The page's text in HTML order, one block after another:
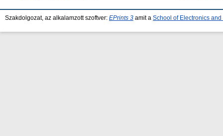
Szakdolgozat, az alkalamzott szoftver: EPrints 3 amit a School of Electronics